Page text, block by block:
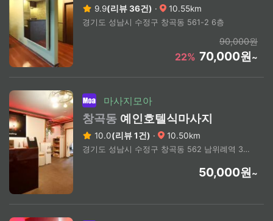
9.9(리뷰 36건) · 10.55km
경기도 성남시 수정구 창곡동 561-2 6층
90,000원
22% 70,000원~
마사지모아
창곡동 예인호텔식마사지
10.0(리뷰 1건) · 10.50km
경기도 성남시 수정구 창곡동 562 남위례역 3번 출구 도보 2분
50,000원~